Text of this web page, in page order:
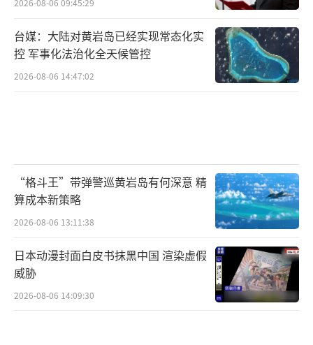
2026-08-06 09:45:29
台媒：大陆对黄岩岛已经实现常态化实
控 军事化法治化全天候管控
2026-08-06 14:47:02
“格斗王”带弹警巡黄岩岛有何深意 精
算成本新策略
2026-08-06 13:11:38
日本动漫封面白皮书抹黑中国 渲染虚假
威胁
2026-08-06 14:09:30